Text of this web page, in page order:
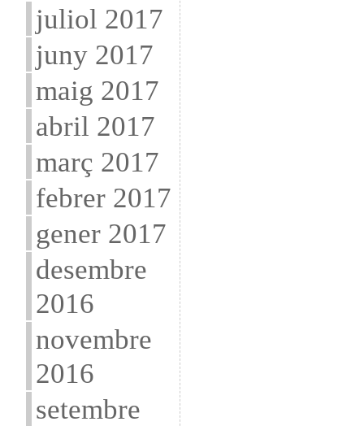
juliol 2017
juny 2017
maig 2017
abril 2017
març 2017
febrer 2017
gener 2017
desembre
2016
novembre
2016
setembre